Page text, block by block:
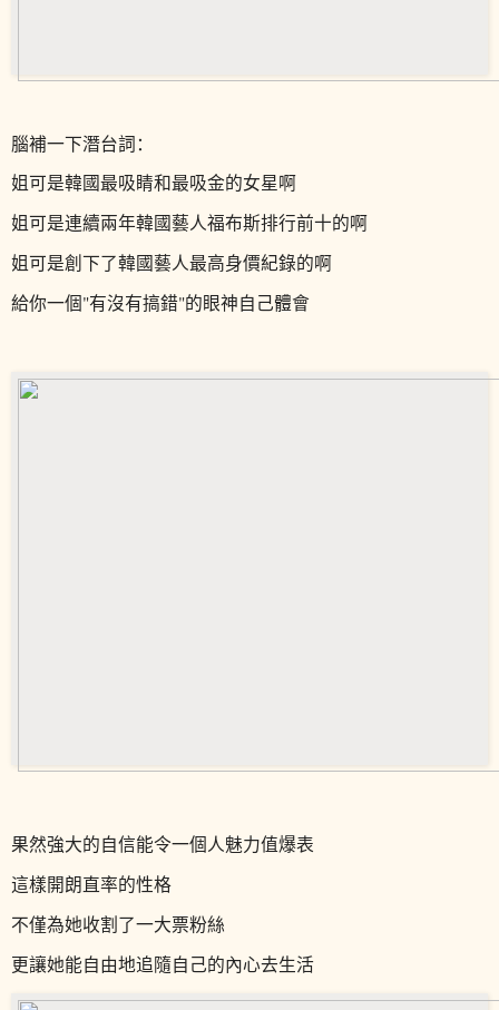
腦補一下潛台詞：
姐可是韓國最吸睛和最吸金的女星啊
姐可是連續兩年韓國藝人福布斯排行前十的啊
姐可是創下了韓國藝人最高身價紀錄的啊
給你一個"有沒有搞錯"的眼神自己體會
果然強大的自信能令一個人魅力值爆表
這樣開朗直率的性格
不僅為她收割了一大票粉絲
更讓她能自由地追隨自己的內心去生活